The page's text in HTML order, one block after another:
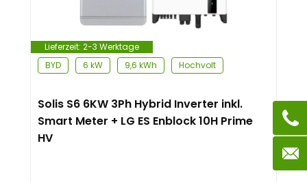
Lieferzeit: 2-3 Werktage
BYD
6 kW 9,6 kWh Hochvolt
Solis S6 6KW 3Ph Hybrid Inverter inkl.
Smart Meter + LG ES Enblock 10H Prime
HV